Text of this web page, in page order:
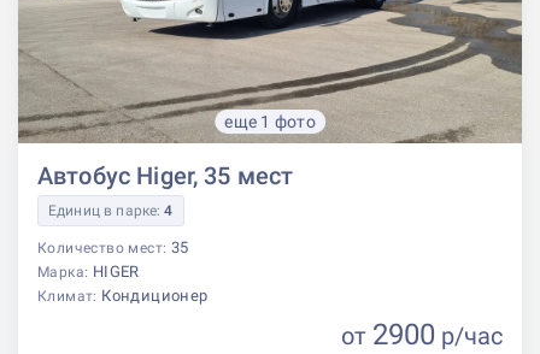
еще 1 фото
Автобус Higer, 35 мест
Единиц в парке:4
Количество мест: 35
Марка: HIGER
Климат: Кондиционер
от 2900 р/час